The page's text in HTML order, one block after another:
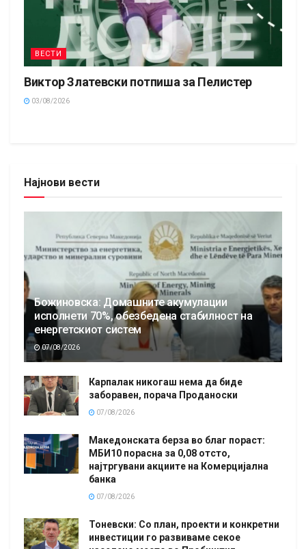
ВЕСТИ
Виктор Златевски потпиша за Пелистер
03/08/2026
Најнови вести
Божиновска: Домашните акумулации
исполнети 70%, обезбедена стабилност на
енергетскиот систем
07/08/2026
Карпалак никогаш нема да биде
заборавен, порача Проданоски
07/08/2026
Македонската берза во благ пораст:
МБИ10 порасна за 0,08 отсто,
најтргувани акциите на Комерцијална
банка
07/08/2026
Тоневски: Со план, проекти и конкретни
инвестиции го развиваме секое